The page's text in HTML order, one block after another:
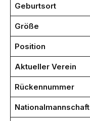
Geburtsort
Größe
Position
Aktueller Verein
Rückennummer
Nationalmannschaft